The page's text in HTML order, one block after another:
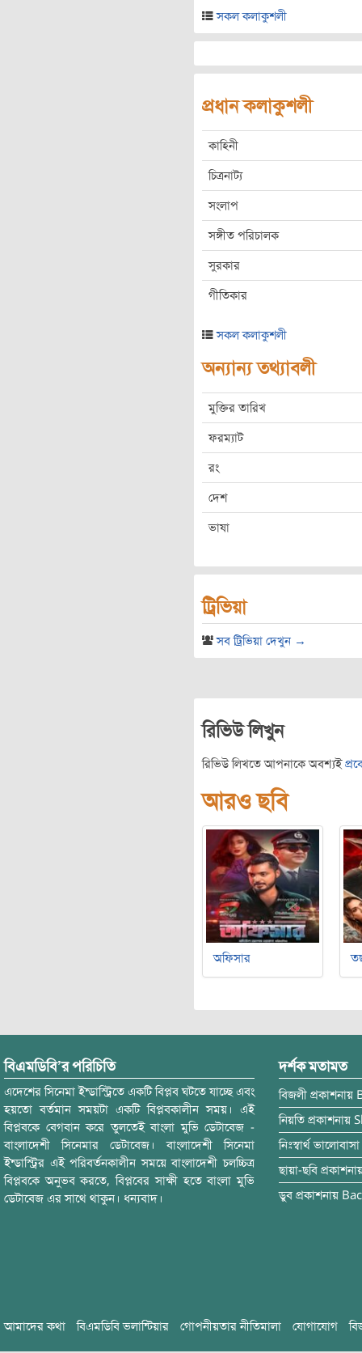
সকল কলাকুশলী
প্রধান কলাকুশলী
কাহিনী
চিত্রনাট্য
সংলাপ
সঙ্গীত পরিচালক
সুরকার
গীতিকার
সকল কলাকুশলী
অন্যান্য তথ্যাবলী
মুক্তির তারিখ
ফরম্যাট
রং
দেশ
ভাষা
ট্রিভিয়া
সব ট্রিভিয়া দেখুন →
রিভিউ লিখুন
রিভিউ লিখতে আপনাকে অবশ্যই
আরও ছবি
অফিসার
বিএমডিবি’র পরিচিতি
এদেশের সিনেমা ইন্ডাস্ট্রিতে একটি বিপ্লব ঘটতে যাচ্ছে এবং
হয়তো বর্তমান সময়টা একটি বিপ্লবকালীন সময়। এই
বিপ্লবকে বেগবান করে তুলতেই বাংলা মুভি ডেটাবেজ -
বাংলাদেশী সিনেমার ডেটাবেজ। বাংলাদেশী সিনেমা
ইন্ডাস্ট্রির এই পরিবর্তনকালীন সময়ে বাংলাদেশী চলচ্চিত্র
বিপ্লবকে অনুভব করতে, বিপ্লবের সাক্ষী হতে বাংলা মুভি
ডেটাবেজ এর সাথে থাকুন। ধন্যবাদ।
দর্শক মতামত
বিজলী প্রকাশনায়
নিয়তি প্রকাশনায়
নিঃস্বার্থ ভালোবাসা
ছায়া-ছবি
ডুব প্রকাশনায়
আমাদের কথা বিএমডিবি ভলান্টিয়ার গোপনীয়তার নীতিমালা যোগাযোগ